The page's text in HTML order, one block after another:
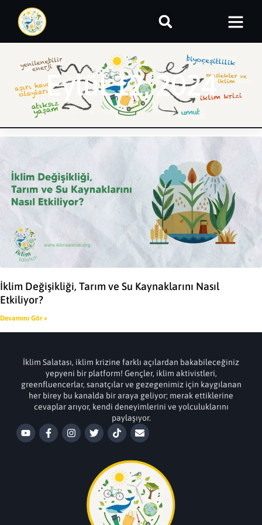
Eylül 12, 2024
İklim Değişikliği, Tarım ve Su Kaynaklarını Nasıl
Etkiliyor?
Devamını Gör »
İklim Salatası, iklim krizine farklı açılardan bakabileceğiniz
yepyeni bir platform! Gençler, iklim aktivistleri,
greenfluencerlar, sanatçılar ve gezegenimiz için kaygılanan
her birey bu kanalda bir araya geliyor; merak ettiklerine
cevaplar arıyor, kendi deneyimlerini ve yolculuklarını
paylaşıyor.